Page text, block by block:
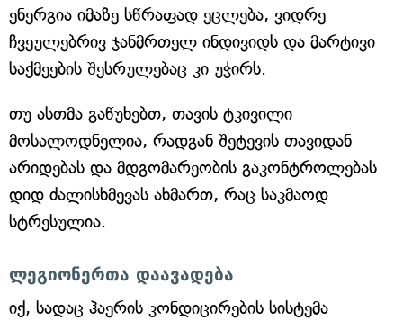
ენერგია იმაზე სწრაფად ეცლება, ვიდრე
ჩვეულებრივ ჯანმრთელ ინდივიდს და მარტივი
საქმეების შესრულებაც კი უჭირს.
თუ ასთმა გაწუხებთ, თავის ტკივილი
მოსალოდნელია, რადგან შეტევის თავიდან
არიდებას და მდგომარეობის გაკონტროლებას
დიდ ძალისხმევას ახმართ, რაც საკმაოდ
სტრესულია.
ლეგიონერთა დაავადება
იქ, სადაც ჰაერის კონდიცირების სისტემა